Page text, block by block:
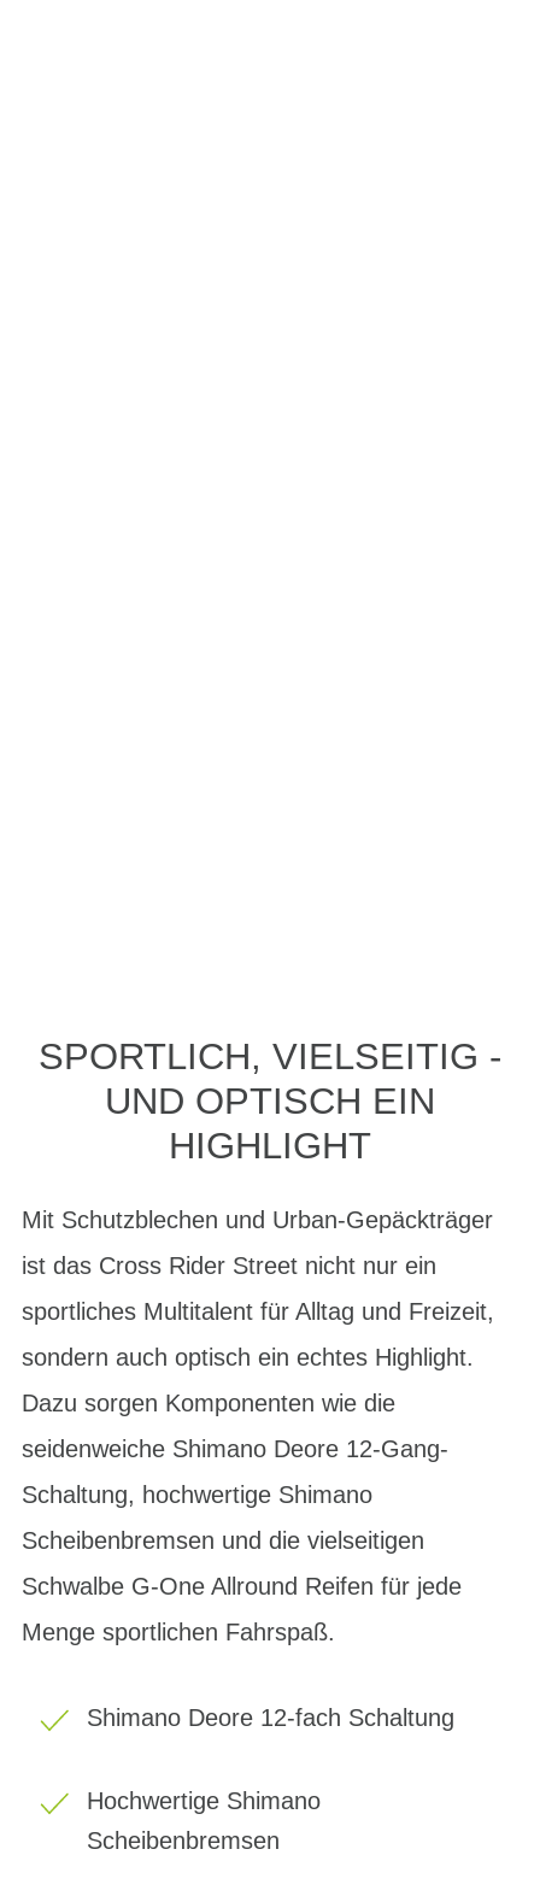
SPORTLICH, VIELSEITIG -
UND OPTISCH EIN
HIGHLIGHT
Mit Schutzblechen und Urban-Gepäckträger
ist das Cross Rider Street nicht nur ein
sportliches Multitalent für Alltag und Freizeit,
sondern auch optisch ein echtes Highlight.
Dazu sorgen Komponenten wie die
seidenweiche Shimano Deore 12-Gang-
Schaltung, hochwertige Shimano
Scheibenbremsen und die vielseitigen
Schwalbe G-One Allround Reifen für jede
Menge sportlichen Fahrspaß.
Shimano Deore 12-fach Schaltung
Hochwertige Shimano
Scheibenbremsen